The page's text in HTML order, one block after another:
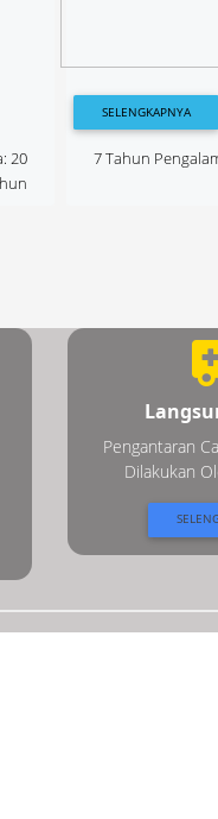
20
SELENGKAPNYA
7 Tahun
Pengantaran
Dilakukan